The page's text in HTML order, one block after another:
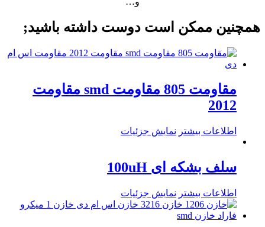
همچنین ممکن است دوست داشته باشید;
مقاومت 805 مقاومت smd مقاومت
2012
اطلاعات بیشتر نمایش جزئیات
سلف بشکه ای 100uH
اطلاعات بیشتر نمایش جزئیات